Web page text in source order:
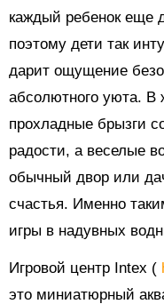
каждый ребенок еще
поэтому дети так
дарит ощущение
абсолютного уюта. В
прохладные брызги
радости, а веселые
обычный двор или
счастья. Именно
игры в надувных
Игровой центр Intex (
это миниатюрный